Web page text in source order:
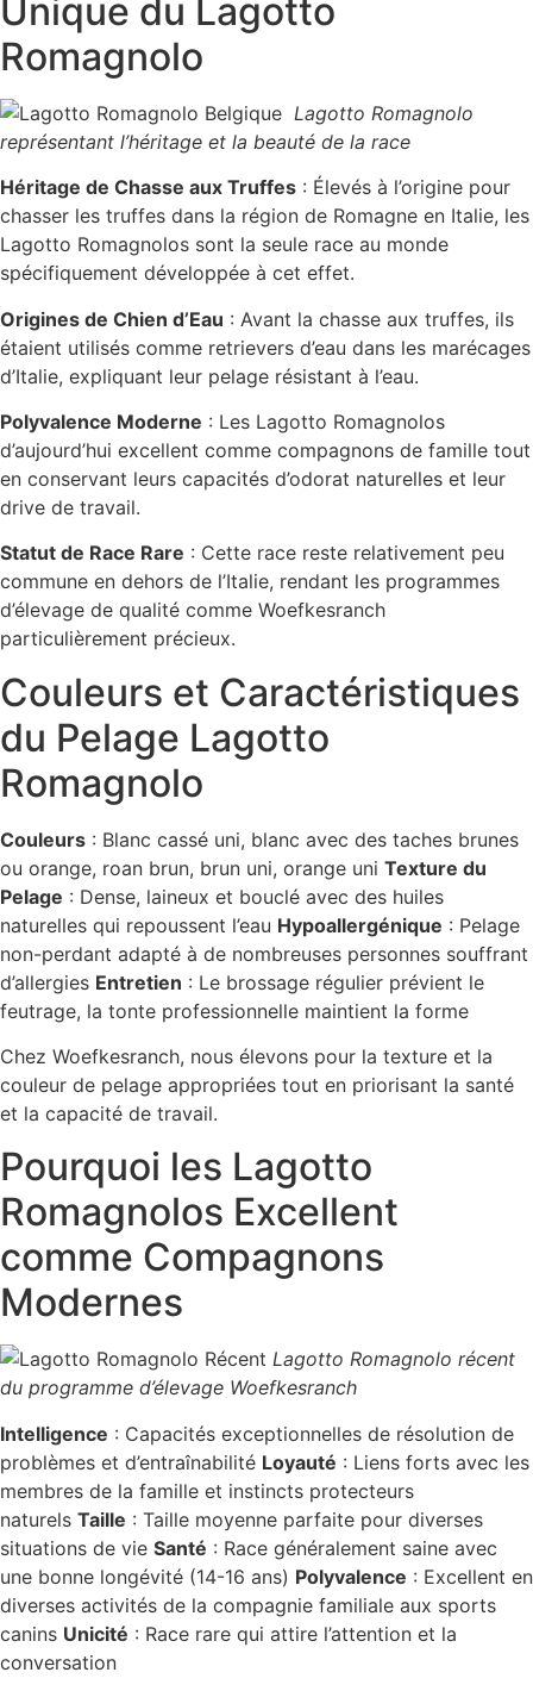
Unique du Lagotto
Romagnolo
Lagotto Romagnolo
représentant l’héritage et la beauté de la race
Héritage de Chasse aux Truffes : Élevés à l’origine pour
chasser les truffes dans la région de Romagne en Italie, les
Lagotto Romagnolos sont la seule race au monde
spécifiquement développée à cet effet.
Origines de Chien d’Eau : Avant la chasse aux truffes, ils
étaient utilisés comme retrievers d’eau dans les marécages
d’Italie, expliquant leur pelage résistant à l’eau.
Polyvalence Moderne : Les Lagotto Romagnolos
d’aujourd’hui excellent comme compagnons de famille tout
en conservant leurs capacités d’odorat naturelles et leur
drive de travail.
Statut de Race Rare : Cette race reste relativement peu
commune en dehors de l’Italie, rendant les programmes
d’élevage de qualité comme Woefkesranch
particulièrement précieux.
Couleurs et Caractéristiques
du Pelage Lagotto
Romagnolo
Couleurs : Blanc cassé uni, blanc avec des taches brunes
ou orange, roan brun, brun uni, orange uni Texture du
Pelage : Dense, laineux et bouclé avec des huiles
naturelles qui repoussent l’eau Hypoallergénique : Pelage
non-perdant adapté à de nombreuses personnes souffrant
d’allergies Entretien : Le brossage régulier prévient le
feutrage, la tonte professionnelle maintient la forme
Chez Woefkesranch, nous élevons pour la texture et la
couleur de pelage appropriées tout en priorisant la santé
et la capacité de travail.
Pourquoi les Lagotto
Romagnolos Excellent
comme Compagnons
Modernes
Lagotto Romagnolo récent
du programme d’élevage Woefkesranch
Intelligence : Capacités exceptionnelles de résolution de
problèmes et d’entraînabilité Loyauté : Liens forts avec les
membres de la famille et instincts protecteurs
naturels Taille : Taille moyenne parfaite pour diverses
situations de vie Santé : Race généralement saine avec
une bonne longévité (14-16 ans) Polyvalence : Excellent en
diverses activités de la compagnie familiale aux sports
canins Unicité : Race rare qui attire l’attention et la
conversation